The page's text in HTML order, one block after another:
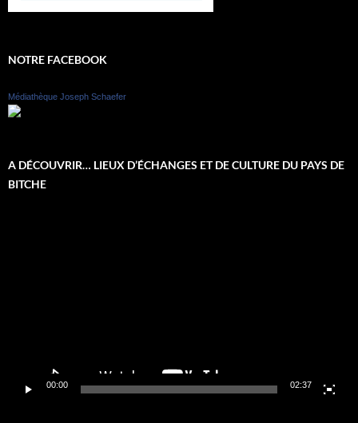
NOTRE FACEBOOK
Médiathèque Joseph Schaefer
A DÉCOUVRIR… LIEUX D’ÉCHANGES ET DE CULTURE DU PAYS DE
BITCHE
00:00 02:37